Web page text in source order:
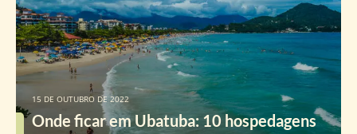
Onde ficar em Ubatuba: 10 hospedagens
15 DE OUTUBRO DE 2022